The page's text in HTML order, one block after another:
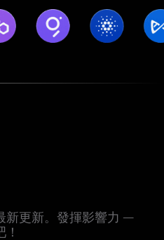
新更新。發揮影響力 —